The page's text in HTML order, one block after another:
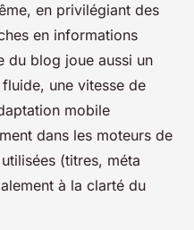
en privilégiant des
en informations
du blog joue aussi un
une vitesse de
mobile
dans les moteurs de
(titres, méta
à la clarté du